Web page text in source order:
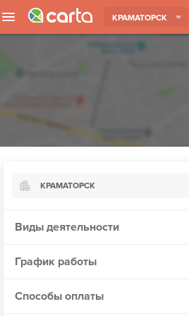
КРАМАТОРСК
КРАМАТОРСК
Борисполь
Виды деятельности
График работы
Способы оплаты